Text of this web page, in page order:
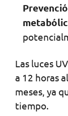
Las luces
a 12 horas
meses, ya
tiempo.